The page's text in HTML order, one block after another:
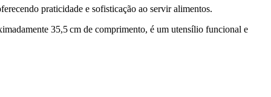
praticidade e sofisticação ao servir alimentos.
35,5 cm de comprimento, é um utensílio funcional e